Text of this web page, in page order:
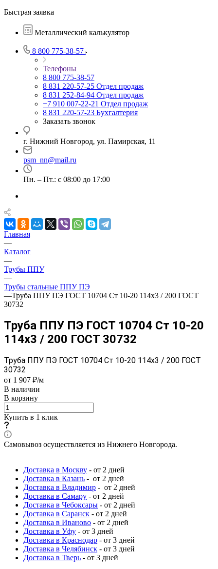
Быстрая заявка
Металлический калькулятор
8 800 775-38-57
Телефоны
8 800 775-38-57
8 831 220-57-25 Отдел продаж
8 831 252-84-94 Отдел продаж
+7 910 007-22-21 Отдел продаж
8 831 220-57-23 Бухгалтерия
Заказать звонок
г. Нижний Новгород, ул. Памирская, 11
psm_nn@mail.ru
Пн. – Пт.: с 08:00 до 17:00
Главная
—
Каталог
—
Трубы ППУ
—
Трубы стальные ППУ ПЭ
—Труба ППУ ПЭ ГОСТ 10704 Ст 10-20 114x3 / 200 ГОСТ
30732
Труба ППУ ПЭ ГОСТ 10704 Ст 10-20
114x3 / 200 ГОСТ 30732
Труба ППУ ПЭ ГОСТ 10704 Ст 10-20 114x3 / 200 ГОСТ
30732
от 1 907 ₽/м
В наличии
В корзину
Купить в 1 клик
Самовывоз осуществляется из Нижнего Новгорода.
Доставка в Москву - от 2 дней
Доставка в Казань - от 2 дней
Доставка в Владимир - от 2 дней
Доставка в Самару - от 2 дней
Доставка в Чебоксары - от 2 дней
Доставка в Саранск - от 2 дней
Доставка в Иваново - от 2 дней
Доставка в Уфу - от 3 дней
Доставка в Краснодар - от 3 дней
Доставка в Челябинск - от 3 дней
Доставка в Тверь - от 3 дней